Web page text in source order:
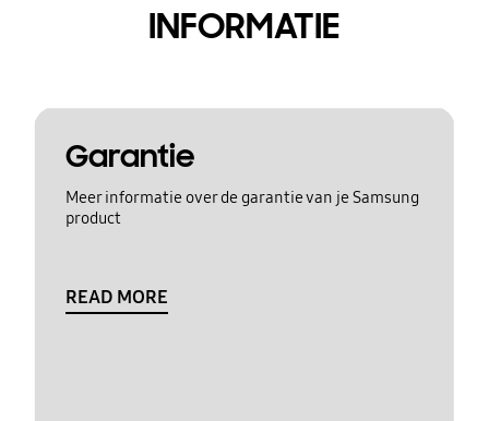
INFORMATIE
Garantie
Meer informatie over de garantie van je Samsung
product
READ MORE